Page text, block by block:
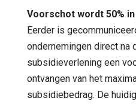
Voorschot wordt 50%
Eerder is
ondernemingen direct
subsidieverlening een
ontvangen van het
subsidiebedrag. De